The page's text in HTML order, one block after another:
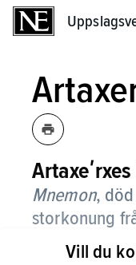
Artaxeʹrxes
Mnemon,
storkonung
Under hans
Vill du